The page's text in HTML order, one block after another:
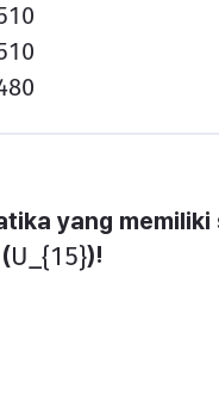
yang memiliki
​U_{15}​)!